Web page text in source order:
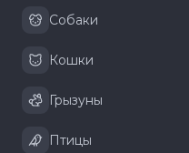
Собаки
Кошки
Грызуны
Птицы